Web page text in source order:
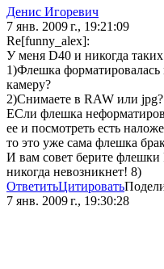
Денис Игоревич
7 янв. 2009 г., 19:21:09
Re[funny_alex]:
У меня D40 и никогда
1)Флешка форматировалась
камеру?
2)Снимаете в RAW или jpg?
ЕСли флешка
ее и посмотреть есть
то это уже сама флешка
И вам совет берите
никогда невозникнет! 8)
ОтветитьЦитировать
7 янв. 2009 г., 19:30:28